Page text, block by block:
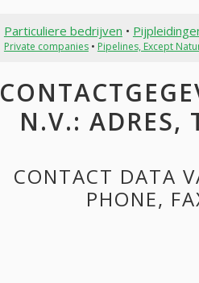
Particuliere bedrijven •
Private companies• Pipelines, Except
N.V.: ADRES,
CONTACT DATA
PHONE,